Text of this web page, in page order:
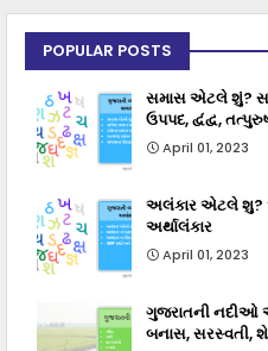
POPULAR POSTS
સમાસ એટલે શું?
ઉપપદ, દ્વંદ્વ,
April 01, 2023
અલંકાર એટલે શુ?
અર્થાલંકાર
April 01, 2023
ગુજરાતની નદીઓ
બનાસ, સરસ્વતી,